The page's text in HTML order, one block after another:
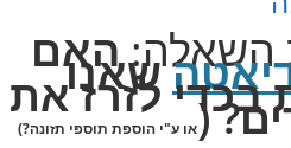
השאלה:האם
שאנו
בכדי לזרז את
(או ע"י הוספת תוספי תזונה?)